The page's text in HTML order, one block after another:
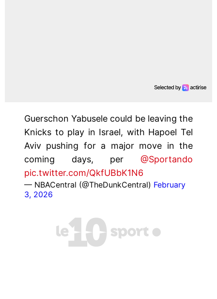
Guerschon Yabusele could be leaving the
Knicks to play in Israel, with Hapoel Tel
Aviv pushing for a major move in the
coming days, per @Sportando
pic.twitter.com/QkfUBbK1N6
— NBACentral (@TheDunkCentral) February
3, 2026